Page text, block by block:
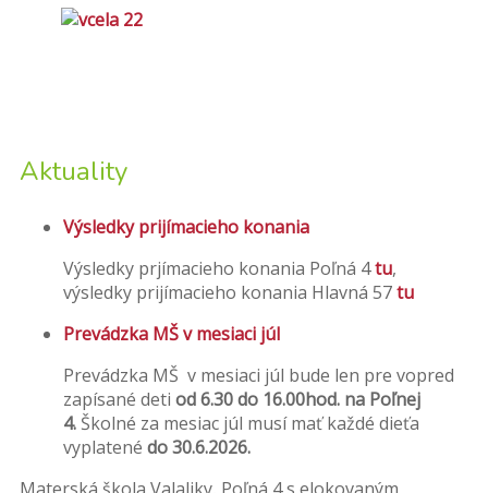
Aktuality
Výsledky prijímacieho konania
Výsledky prjímacieho konania Poľná 4tu,
výsledky prijímacieho konania Hlavná 57tu
Prevádzka MŠ v mesiaci júl
Prevádzka MŠ v mesiaci júl bude len pre vopred
zapísané deti od 6.30 do 16.00hod. na Poľnej
4. Školné za mesiac júl musí mať každé dieťa
vyplatené do 30.6.2026.